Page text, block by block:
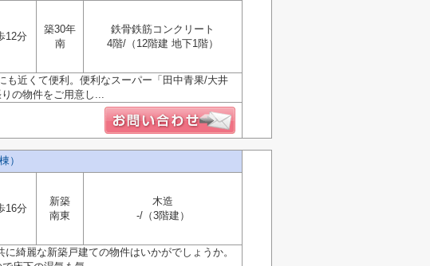
12分
築30年
南
鉄骨鉄筋コンクリート
4階/（12階建 地下1階）
も近くて便利。便利なスーパー「田中青果/大井
の物件をご用意し...
）
16分
新築
南東
木造
-/（3階建）
綺麗な新築戸建ての物件はいかがでしょうか。